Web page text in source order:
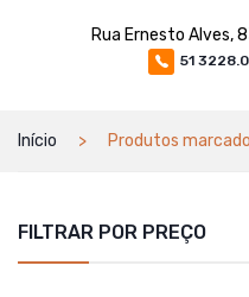
MATERIAIS E
Rua Ernesto Alves,
51
Início Produtos
FILTRAR POR PREÇO